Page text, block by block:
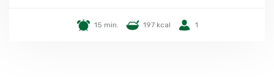
15 min. 197 kcal 1